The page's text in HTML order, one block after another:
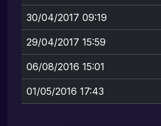
30/04/2017 09:19
29/04/2017 15:59
06/08/2016 15:01
01/05/2016 17:43